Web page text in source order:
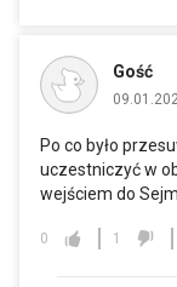
Gość
Po co było
uczestniczyć w
wejściem do
0 1